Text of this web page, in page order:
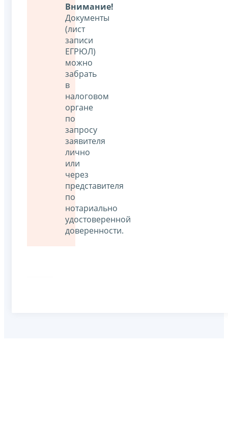
Внимание!
Документы
(лист
записи
ЕГРЮЛ)
можно
забрать
в
налоговом
органе
по
запросу
заявителя
лично
или
через
представителя
по
нотариально
удостоверенной
доверенности.